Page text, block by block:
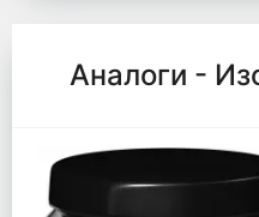
Аналоги -